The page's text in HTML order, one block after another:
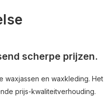
scherpe prijzen.
waxjassen en waxkleding. Het
prijs-kwaliteitverhouding.